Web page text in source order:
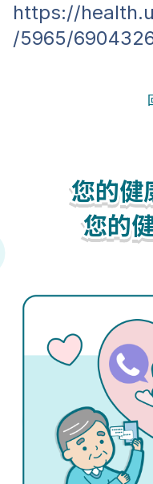
https://
/5965/
您的健
您的
您的健
您的
您的健
您的